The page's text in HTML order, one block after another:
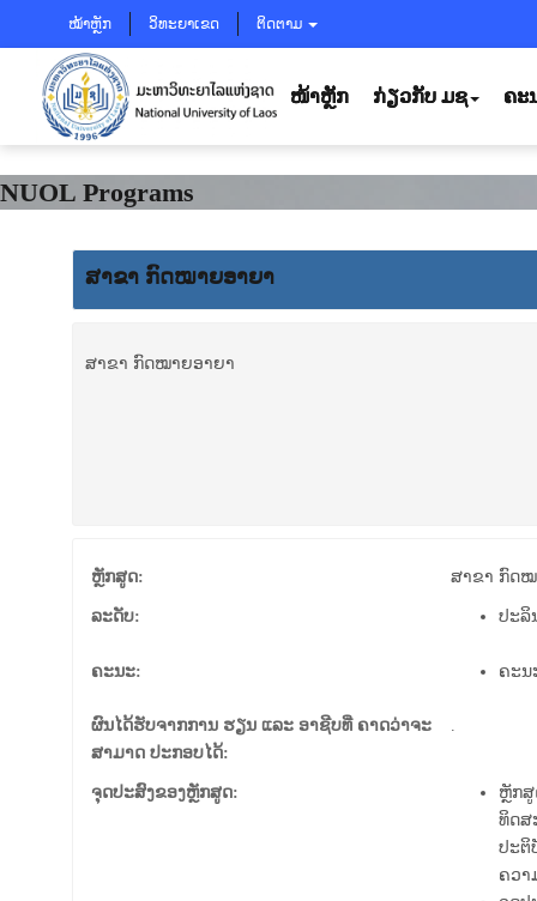
ໝ້າຫຼັກ ວິທະຍາເຂດ ຕິດຕາມ
ໜ້າຫຼັກ ກ່ຽວກັບ ມຊ ຄະ
NUOL Programs
ສາຂາ ກົດໝາຍອາຍາ
ສາຂາ ກົດໝາຍອາຍາ
ຫຼັກສູດ: ສາຂາ ກົດ
ລະດັບ: ປະລິ
ຄະນະ: ຄະນ
ຜົນໄດ້ຮັບຈາກການ ຮຽນ ແລະ ອາຊີບທີ່ ຄາດວ່າຈະ
ສາມາດ ປະກອບໄດ້:
.
ຈຸດປະສົງຂອງຫຼັກສູດ:
ຫຼັກສູ
ທິດສ
ປະຕິ
ຄວາ